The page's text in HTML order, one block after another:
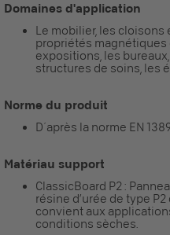
Domaines d'application
Le mobilier, les
propriétés magnétiques
expositions, les
structures de soins, les
Norme du produit
D´après la norme EN
Matériau support
ClassicBoard P2 :
résine d’urée de type
convient aux
conditions sèches.